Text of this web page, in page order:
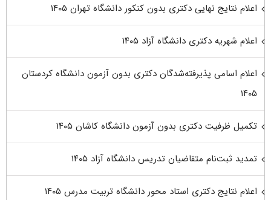
اعلام نتایج نهایی دکتری بدون کنکور دانشگاه تهران ۱۴۰۵
اعلام شهریه دکتری دانشگاه آزاد ۱۴۰۵
اعلام اسامی پذیرفته‌شدگان دکتری بدون آزمون دانشگاه کردستان
۱۴۰۵
تکمیل ظرفیت دکتری بدون آزمون دانشگاه کاشان ۱۴۰۵
تمدید ثبت‌نام متقاضیان تدریس دانشگاه آزاد ۱۴۰۵
اعلام نتایج دکتری استاد محور دانشگاه تربیت مدرس ۱۴۰۵